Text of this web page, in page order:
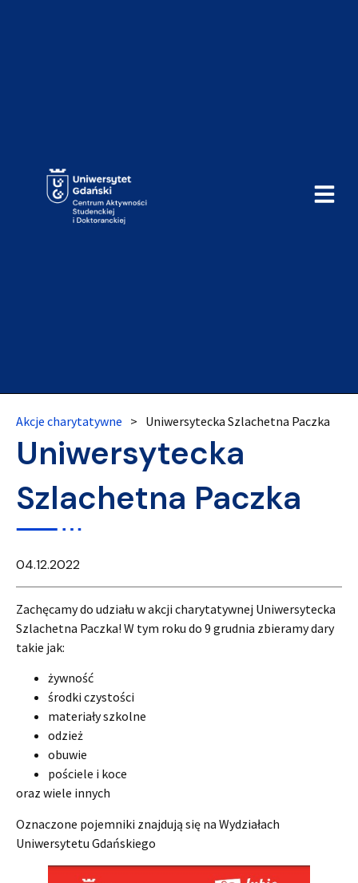
Akcje charytatywne > Uniwersytecka Szlachetna Paczka
Uniwersytecka
Szlachetna Paczka
04.12.2022
Zachęcamy do udziału w akcji charytatywnej Uniwersytecka
Szlachetna Paczka! W tym roku do 9 grudnia zbieramy dary
takie jak:
żywność
środki czystości
materiały szkolne
odzież
obuwie
pościele i koce
oraz wiele innych
Oznaczone pojemniki znajdują się na Wydziałach
Uniwersytetu Gdańskiego